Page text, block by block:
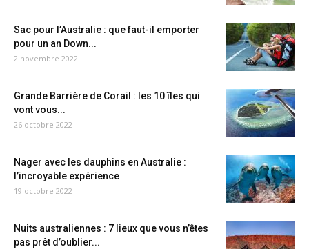
Sac pour l’Australie : que faut-il emporter
pour un an Down...
2 novembre 2022
Grande Barrière de Corail : les 10 îles qui
vont vous...
26 octobre 2022
Nager avec les dauphins en Australie :
l’incroyable expérience
19 octobre 2022
Nuits australiennes : 7 lieux que vous n’êtes
pas prêt d’oublier...